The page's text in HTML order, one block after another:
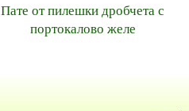
Пате от пилешки дробчета с
портокалово желе